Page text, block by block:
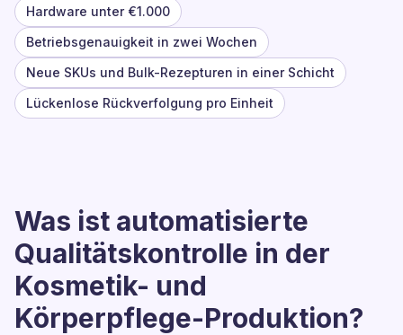
Hardware unter €1.000
Betriebsgenauigkeit in zwei Wochen
Neue SKUs und Bulk-Rezepturen in einer Schicht
Lückenlose Rückverfolgung pro Einheit
Was ist automatisierte
Qualitätskontrolle in der
Kosmetik- und
Körperpflege-Produktion?